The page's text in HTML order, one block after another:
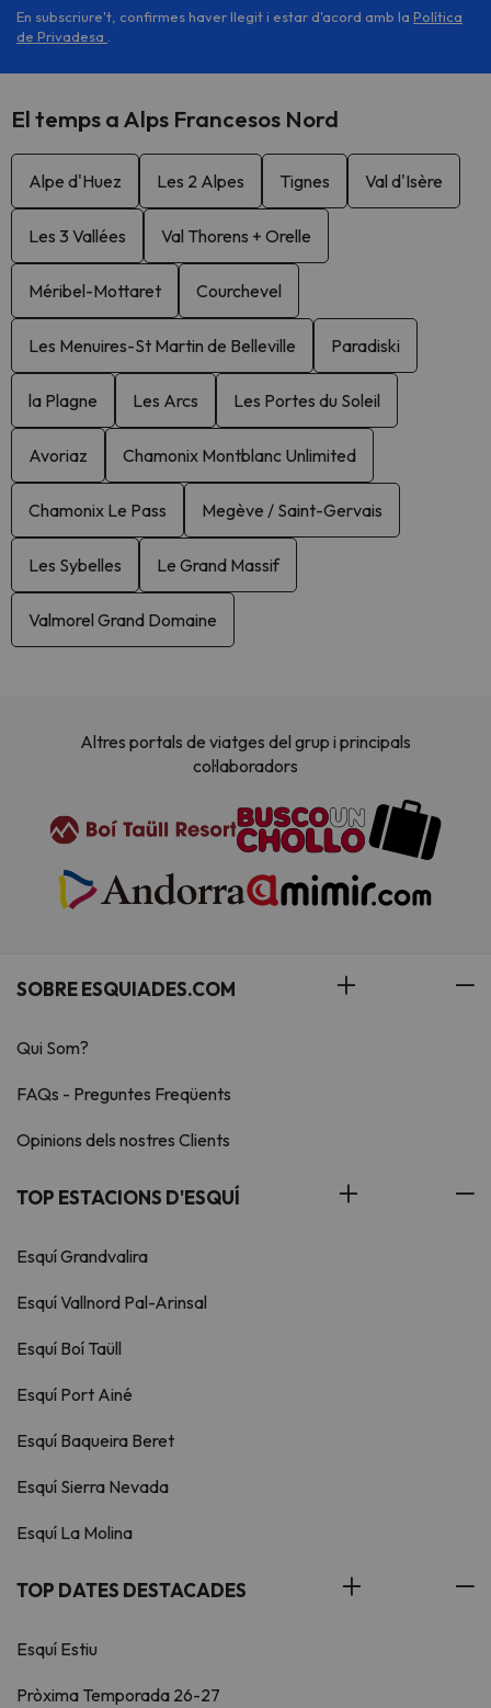
En subscriure't, confirmes haver llegit i estar d'acord amb la Política
de Privadesa
El temps a Alps Francesos Nord
Alpe d'Huez Les 2 Alpes Tignes Val d'Isère
Les 3 Vallées Val Thorens + Orelle
Méribel-Mottaret Courchevel
Les Menuires-St Martin de Belleville Paradiski
la Plagne Les Arcs Les Portes du Soleil
Avoriaz Chamonix Montblanc Unlimited
Chamonix Le Pass Megève / Saint-Gervais
Les Sybelles Le Grand Massif
Valmorel Grand Domaine
Altres portals de viatges del grup i principals
col·laboradors
SOBRE ESQUIADES.COM
Qui Som?
FAQs - Preguntes Freqüents
Opinions dels nostres Clients
TOP ESTACIONS D'ESQUÍ
Esquí Grandvalira
Esquí Vallnord Pal-Arinsal
Esquí Boí Taüll
Esquí Port Ainé
Esquí Baqueira Beret
Esquí Sierra Nevada
Esquí La Molina
TOP DATES DESTACADES
Esquí Estiu
Pròxima Temporada 26-27